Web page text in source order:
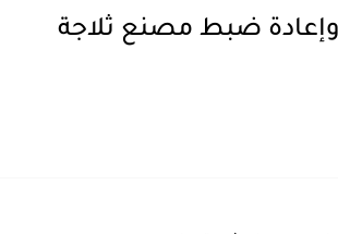
ضبط مصنع ثلاجة